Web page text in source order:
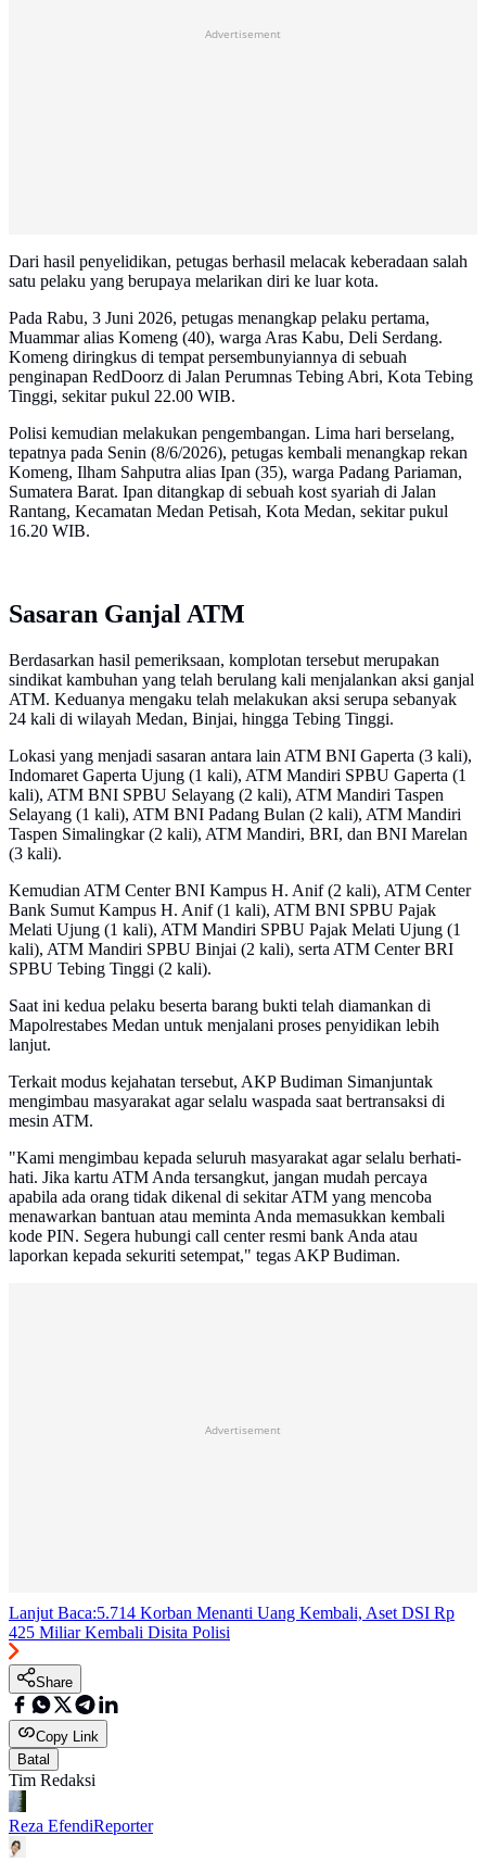
Advertisement
Dari hasil penyelidikan, petugas berhasil melacak keberadaan salah
satu pelaku yang berupaya melarikan diri ke luar kota.
Pada Rabu, 3 Juni 2026, petugas menangkap pelaku pertama,
Muammar alias Komeng (40), warga Aras Kabu, Deli Serdang.
Komeng diringkus di tempat persembunyiannya di sebuah
penginapan RedDoorz di Jalan Perumnas Tebing Abri, Kota Tebing
Tinggi, sekitar pukul 22.00 WIB.
Polisi kemudian melakukan pengembangan. Lima hari berselang,
tepatnya pada Senin (8/6/2026), petugas kembali menangkap rekan
Komeng, Ilham Sahputra alias Ipan (35), warga Padang Pariaman,
Sumatera Barat. Ipan ditangkap di sebuah kost syariah di Jalan
Rantang, Kecamatan Medan Petisah, Kota Medan, sekitar pukul
16.20 WIB.
Sasaran Ganjal ATM
Berdasarkan hasil pemeriksaan, komplotan tersebut merupakan
sindikat kambuhan yang telah berulang kali menjalankan aksi ganjal
ATM. Keduanya mengaku telah melakukan aksi serupa sebanyak
24 kali di wilayah Medan, Binjai, hingga Tebing Tinggi.
Lokasi yang menjadi sasaran antara lain ATM BNI Gaperta (3 kali),
Indomaret Gaperta Ujung (1 kali), ATM Mandiri SPBU Gaperta (1
kali), ATM BNI SPBU Selayang (2 kali), ATM Mandiri Taspen
Selayang (1 kali), ATM BNI Padang Bulan (2 kali), ATM Mandiri
Taspen Simalingkar (2 kali), ATM Mandiri, BRI, dan BNI Marelan
(3 kali).
Kemudian ATM Center BNI Kampus H. Anif (2 kali), ATM Center
Bank Sumut Kampus H. Anif (1 kali), ATM BNI SPBU Pajak
Melati Ujung (1 kali), ATM Mandiri SPBU Pajak Melati Ujung (1
kali), ATM Mandiri SPBU Binjai (2 kali), serta ATM Center BRI
SPBU Tebing Tinggi (2 kali).
Saat ini kedua pelaku beserta barang bukti telah diamankan di
Mapolrestabes Medan untuk menjalani proses penyidikan lebih
lanjut.
Terkait modus kejahatan tersebut, AKP Budiman Simanjuntak
mengimbau masyarakat agar selalu waspada saat bertransaksi di
mesin ATM.
"Kami mengimbau kepada seluruh masyarakat agar selalu berhati-
hati. Jika kartu ATM Anda tersangkut, jangan mudah percaya
apabila ada orang tidak dikenal di sekitar ATM yang mencoba
menawarkan bantuan atau meminta Anda memasukkan kembali
kode PIN. Segera hubungi call center resmi bank Anda atau
laporkan kepada sekuriti setempat," tegas AKP Budiman.
Advertisement
Lanjut Baca:5.714 Korban Menanti Uang Kembali, Aset DSI Rp
425 Miliar Kembali Disita Polisi
Share
Copy Link
Batal
Tim Redaksi
Reza EfendiReporter